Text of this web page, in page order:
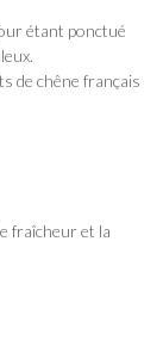
étant ponctué
de chêne français
fraîcheur et la